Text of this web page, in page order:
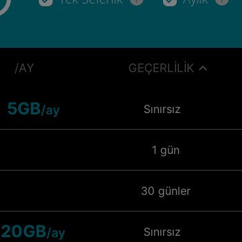
/AY GEÇERLILIK
5GB/ay Sınırsız
1 gün
30 günler
20GB/ay Sınırsız